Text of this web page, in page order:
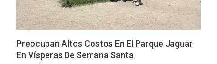
Preocupan Altos Costos En El Parque Jaguar
En Vísperas De Semana Santa